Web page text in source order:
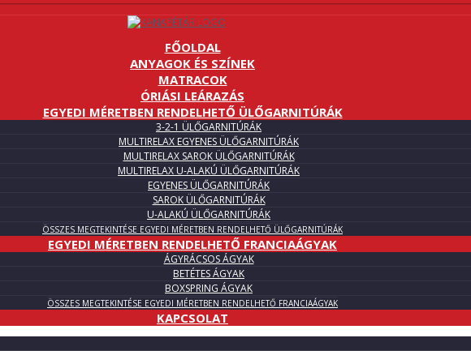
FŐOLDAL
ANYAGOK ÉS SZÍNEK
MATRACOK
ÓRIÁSI LEÁRAZÁS
EGYEDI MÉRETBEN RENDELHETŐ ÜLŐGARNITÚRÁK
3-2-1 ÜLŐGARNITÚRÁK
MULTIRELAX EGYENES ÜLŐGARNITÚRÁK
MULTIRELAX SAROK ÜLŐGARNITÚRÁK
MULTIRELAX U-ALAKÚ ÜLŐGARNITÚRÁK
EGYENES ÜLŐGARNITÚRÁK
SAROK ÜLŐGARNITÚRÁK
U-ALAKÚ ÜLŐGARNITÚRÁK
ÖSSZES MEGTEKINTÉSE EGYEDI MÉRETBEN RENDELHETŐ ÜLŐGARNITÚRÁK
EGYEDI MÉRETBEN RENDELHETŐ FRANCIAÁGYAK
ÁGYRÁCSOS ÁGYAK
BETÉTES ÁGYAK
BOXSPRING ÁGYAK
ÖSSZES MEGTEKINTÉSE EGYEDI MÉRETBEN RENDELHETŐ FRANCIAÁGYAK
KAPCSOLAT